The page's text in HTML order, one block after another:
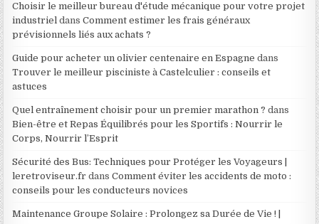
Choisir le meilleur bureau d'étude mécanique pour votre projet
industriel dansComment estimer les frais généraux
prévisionnels liés aux achats ?
Guide pour acheter un olivier centenaire en Espagne dans
Trouver le meilleur pisciniste à Castelculier : conseils et
astuces
Quel entraînement choisir pour un premier marathon ? dans
Bien-être et Repas Équilibrés pour les Sportifs : Nourrir le
Corps, Nourrir l’Esprit
Sécurité des Bus: Techniques pour Protéger les Voyageurs |
leretroviseur.fr dansComment éviter les accidents de moto :
conseils pour les conducteurs novices
Maintenance Groupe Solaire : Prolongez sa Durée de Vie ! |